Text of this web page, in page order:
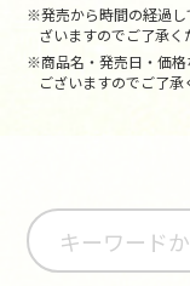
※発売から時間の経過し
ざいますのでご了承く
※商品名・発売日・価格
ございますのでご了承